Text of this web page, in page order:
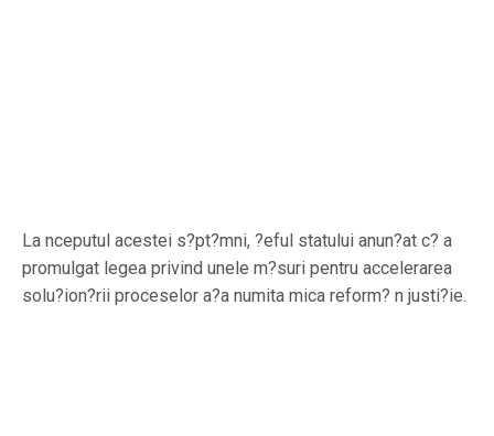
La nceputul acestei s?pt?mni, ?eful statului anun?at c? a
promulgat legea privind unele m?suri pentru accelerarea
solu?ion?rii proceselor a?a numita mica reform? n justi?ie.